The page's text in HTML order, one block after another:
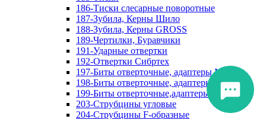
186-Тиски слесарные поворотные
187-Зубила, Керны Шило
188-Зубила, Керны GROSS
189-Чертилки, Буравчики
191-Ударные отвертки
192-Отвертки Сибртех
197-Биты отверточные, адаптеры Matrix
198-Биты отверточные, адаптеры Прочие
199-Биты отверточные,адаптеры Сибртех
203-Струбцины угловые
204-Струбцины F-образные